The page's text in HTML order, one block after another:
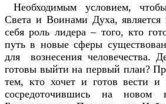
Необходимым условием,
Света и Воинами Духа, является
себя роль лидера – того, кто
путь в новые сферы
для вознесения человечества.
готовы выйти на первый план?
тем, кто хочет и готов вести и
сосредоточившись на